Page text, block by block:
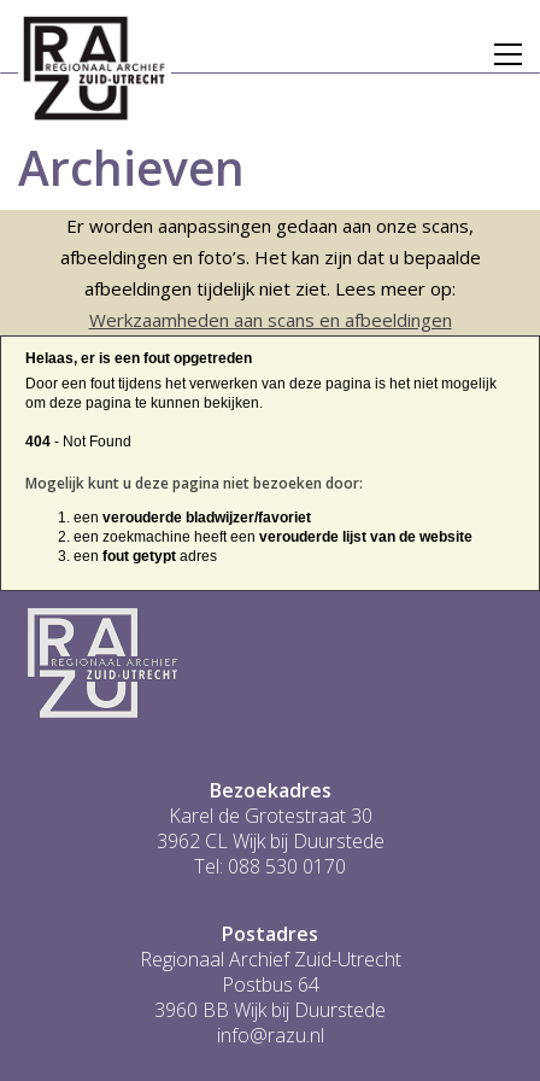
Archieven
Er worden aanpassingen gedaan aan onze scans,
afbeeldingen en foto’s. Het kan zijn dat u bepaalde
afbeeldingen tijdelijk niet ziet. Lees meer op:
Werkzaamheden aan scans en afbeeldingen
Helaas, er is een fout opgetreden
Door een fout tijdens het verwerken van deze pagina is het niet mogelijk
om deze pagina te kunnen bekijken.
404 - Not Found
Mogelijk kunt u deze pagina niet bezoeken door:
een verouderde bladwijzer/favoriet
een zoekmachine heeft een verouderde lijst van de website
een fout getypt adres
Bezoekadres
Karel de Grotestraat 30
3962 CL Wijk bij Duurstede
Tel: 088 530 0170
Postadres
Regionaal Archief Zuid-Utrecht
Postbus 64
3960 BB Wijk bij Duurstede
info@razu.nl